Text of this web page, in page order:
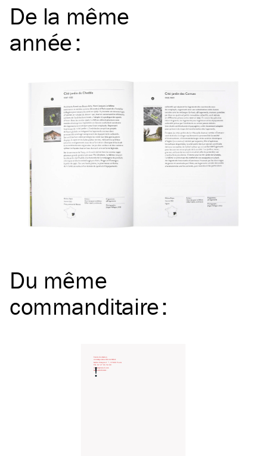
De la même
année:
Du même
commanditaire: